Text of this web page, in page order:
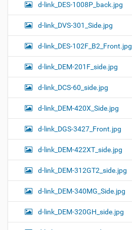
d-link_DES-1008P_back.jpg
d-link_DVS-301_Side.jpg
d-link_DES-102F_B2_Front.jpg
d-link_DEM-201F_side.jpg
d-link_DCS-60_side.jpg
d-link_DEM-420X_Side.jpg
d-link_DGS-3427_Front.jpg
d-link_DEM-422XT_side.jpg
d-link_DEM-312GT2_side.jpg
d-link_DEM-340MG_Side.jpg
d-link_DEM-320GH_side.jpg